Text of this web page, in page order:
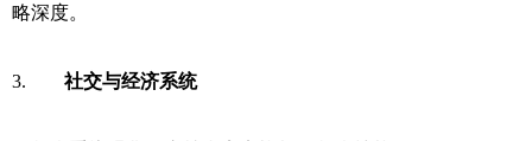
略深度。
3. 社交与经济系统